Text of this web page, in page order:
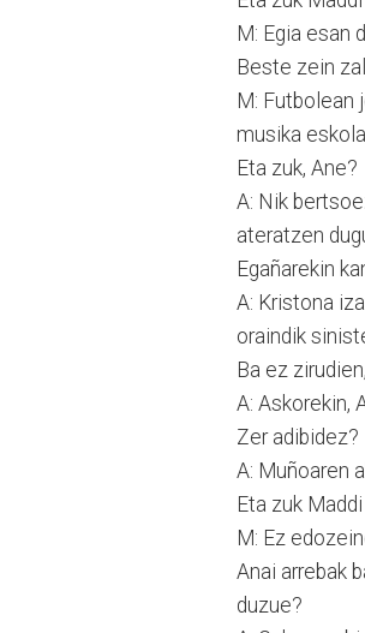
M: Egia esan
Beste zein
M: Futbolean
musika
Eta zuk, Ane?
A: Nik
ateratzen
Egañarekin
A: Kristona
oraindik
Ba ez
A: Askorekin,
Zer adibidez?
A: Muñoaren
Eta zuk
M: Ez
Anai arrebak
duzue?